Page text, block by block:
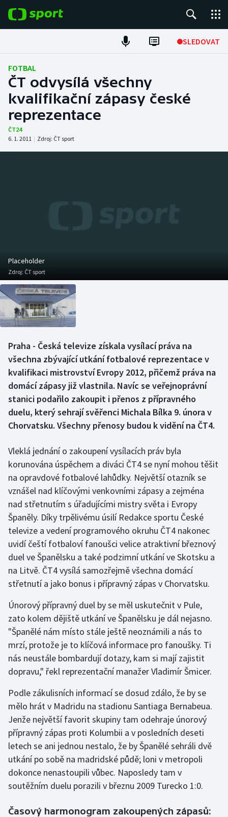
SLEDOVAT
Fotbal
Hokej
Tenis
Atletika
Basketbal
Biatlon
Boby a skeleton
Curling
Dostihy
Florbal
Futsal
Golf
Gymnastika
Házená
Jezdectví
Judo
Krasobruslení
Lezení
Lyže a snowboard
Moderní pětiboj
Motorsport
Olympijské hry
Parasport
Plavání
Plážový volejbal
Historické návraty
Aplikace ČT sport
AZ kvíz
FOTBAL
ČT odvysílá všechny
kvalifikační zápasy české
reprezentace
ČT24
6. 1. 2011 | Zdroj: ČT sport
Placeholder
Zdroj: ČT sport
Praha - Česká televize získala vysílací práva na
všechna zbývající utkání fotbalové reprezentace v
kvalifikaci mistrovství Evropy 2012, přičemž práva na
domácí zápasy již vlastnila. Navíc se veřejnoprávní
stanici podařilo zakoupit i přenos z přípravného
duelu, který sehrají svěřenci Michala Bílka 9. února v
Chorvatsku. Všechny přenosy budou k vidění na ČT4.
Vleklá jednání o zakoupení vysílacích práv byla
korunována úspěchem a diváci ČT4 se nyní mohou těšit
na opravdové fotbalové lahůdky. Největší otazník se
vznášel nad klíčovými venkovními zápasy a zejména
nad střetnutím s úřadujícími mistry světa i Evropy
Španěly. Díky trpělivému úsilí Redakce sportu České
televize a vedení programového okruhu ČT4 nakonec
uvidí čeští fotbaloví fanoušci velice atraktivní březnový
duel ve Španělsku a také podzimní utkání ve Skotsku a
na Litvě. ČT4 vysílá samozřejmě všechna domácí
střetnutí a jako bonus i přípravný zápas v Chorvatsku.
Únorový přípravný duel by se měl uskutečnit v Pule,
zato kolem dějiště utkání ve Španělsku je dál nejasno.
"Španělé nám místo stále ještě neoznámili a nás to
mrzí, protože je to klíčová informace pro fanoušky. Ti
nás neustále bombardují dotazy, kam si mají zajistit
dopravu," řekl reprezentační manažer Vladimír Šmicer.
Podle zákulisních informací se dosud zdálo, že by se
mělo hrát v Madridu na stadionu Santiaga Bernabeua.
Jenže největší favorit skupiny tam odehraje únorový
přípravný zápas proti Kolumbii a v posledních deseti
letech se ani jednou nestalo, že by Španělé sehráli dvě
utkání po sobě na madridské půdě; loni v metropoli
dokonce nenastoupili vůbec. Naposledy tam v
soutěžním duelu porazili v březnu 2009 Turecko 1:0.
Časový harmonogram zakoupených zápasů: